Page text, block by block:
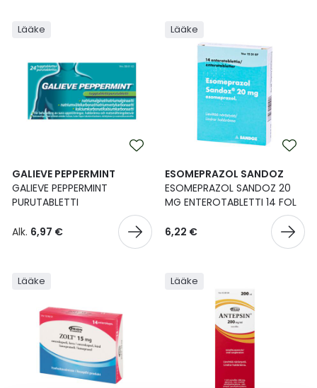
Lääke
GALIEVE PEPPERMINT
GALIEVE PEPPERMINT
PURUTABLETTI
Alk. 6,97 €
Lääke
ESOMEPRAZOL SANDOZ
ESOMEPRAZOL SANDOZ 20
MG ENTEROTABLETTI 14 FOL
6,22 €
Lääke Lääke